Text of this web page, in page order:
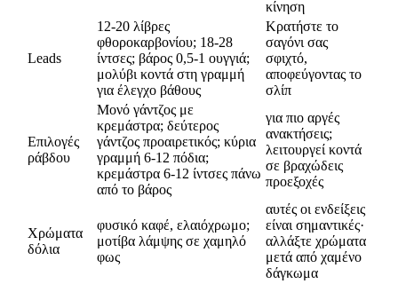
κίνηση
Leads
12-20 λίβρες
φθοροκαρβονίου; 18-28
ίντσες; βάρος 0,5-1 ουγγιά;
μολύβι κοντά στη γραμμή
για έλεγχο βάθους
Κρατήστε το
σαγόνι σας
σφιχτό,
αποφεύγοντας το
σλίπ
Επιλογές
ράβδου
Μονό γάντζος με
κρεμάστρα; δεύτερος
γάντζος προαιρετικός; κύρια
γραμμή 6-12 πόδια;
κρεμάστρα 6-12 ίντσες πάνω
από το βάρος
για πιο αργές
ανακτήσεις;
λειτουργεί κοντά
σε βραχώδεις
προεξοχές
Χρώματα
δόλια
φυσικό καφέ, ελαιόχρωμο;
μοτίβα λάμψης σε χαμηλό
φως
αυτές οι ενδείξεις
είναι σημαντικές·
αλλάξτε χρώματα
μετά από χαμένο
δάγκωμα